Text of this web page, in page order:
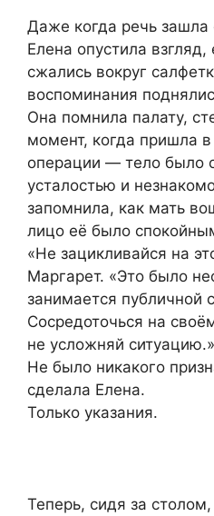
Даже когда речь зашла
Елена опустила
сжались вокруг
воспоминания
Она помнила палату,
момент, когда пришла в
операции — тело было
усталостью и
запомнила, как мать
лицо её было
«Не зацикливайся на
Маргарет. «Это было
занимается публичной
Сосредоточься на
не усложняй ситуацию.»
Не было никакого
сделала Елена.
Только указания.
Теперь, сидя за